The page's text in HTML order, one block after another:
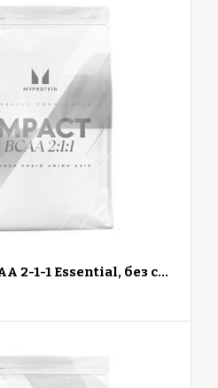
Myprotein, BCAA 2-1-1 Essential, без смаку, 500г